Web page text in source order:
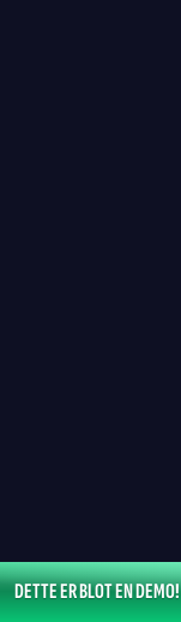
DETTE ER BLOT EN DEMO!